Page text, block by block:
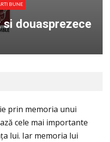
BUNE
si douasprezece
prin memoria unui
cele mai importante
lui. Iar memoria lui